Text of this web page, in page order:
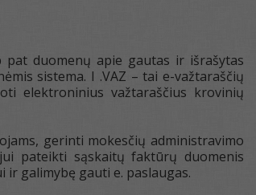
duomenų apie gautas ir išrašytas
sistema. I .VAZ – tai e-važtaraščių
elektroninius važtaraščius krovinių
gerinti mokesčių administravimo
pateikti sąskaitų faktūrų duomenis
galimybę gauti e. paslaugas.